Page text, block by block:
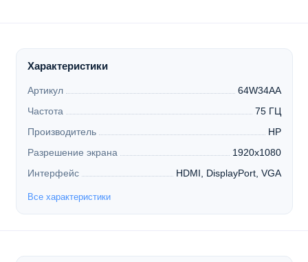
Характеристики
Артикул
64W34AA
Частота
75 ГЦ
Производитель
HP
Разрешение экрана
1920x1080
Интерфейс
HDMI, DisplayPort, VGA
Все характеристики